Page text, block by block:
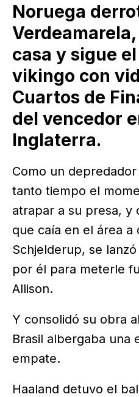
Noruega
casa y sigue
vikingo con
Cuartos de
del vencedor
Inglaterra.
Como un
tanto tiempo el
atrapar a su presa, y
que caía en el área a
Schjelderup, se
por él para meterle
Allison.
Y consolidó su obra
Brasil albergaba una
empate.
Haaland detuvo el